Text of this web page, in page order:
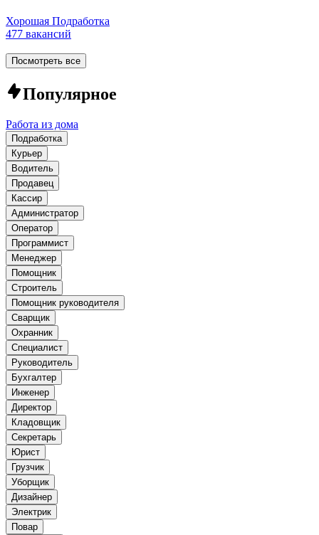
Хорошая Подработка
477 вакансий
Посмотреть все
Популярное
Работа из дома
Подработка
Курьер
Водитель
Продавец
Кассир
Администратор
Оператор
Программист
Менеджер
Помощник
Строитель
Помощник руководителя
Сварщик
Охранник
Специалист
Руководитель
Бухгалтер
Инженер
Директор
Кладовщик
Секретарь
Юрист
Грузчик
Уборщик
Дизайнер
Электрик
Повар